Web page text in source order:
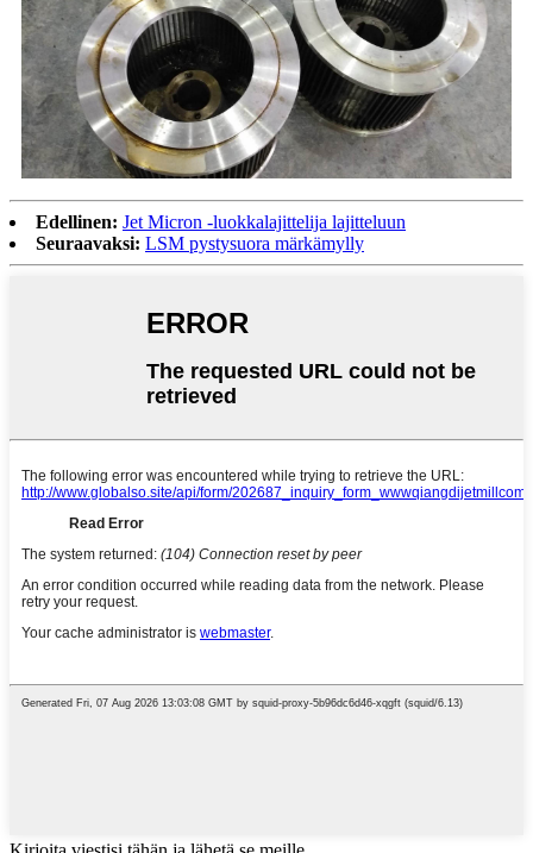
Edellinen: Jet Micron -luokkalajittelija lajitteluun
Seuraavaksi: LSM pystysuora märkämylly